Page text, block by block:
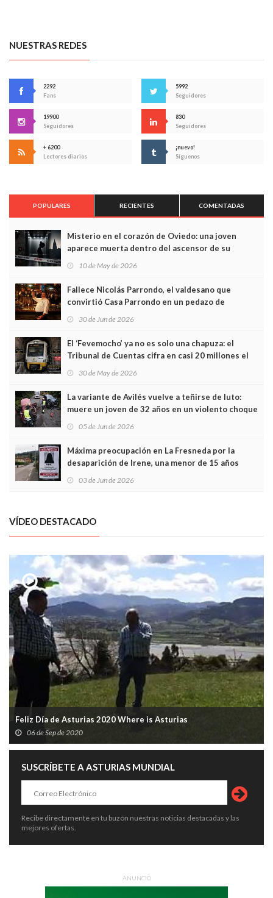
NUESTRAS REDES
2292
Fans
5992
Seguidores
19900
Seguidores
830
Seguidores
+ 6200
Lectores diarios
¡nuevo!
Síguenos
POPULARES RECIENTES COMENTADAS
Misterio en el corazón de Oviedo: una joven
aparece muerta dentro del ascensor de su
edificio y las cámaras captan sus últimos minutos
10 de May de 2026
Fallece Nicolás Parrondo, el valdesano que
convirtió Casa Parrondo en un pedazo de
Asturias en Madrid
30 de Jun de 2026
El ‘Fevemocho’ ya no es solo una chapuza: el
Tribunal de Cuentas cifra en casi 20 millones el
sobrecoste de los trenes que no cabían por los
30 de May de 2026
La variante de Avilés vuelve a teñirse de luto:
muere un joven de 32 años en un violento choque
frontal
05 de Jun de 2026
Máxima preocupación en La Fresneda por la
desaparición de Irene, una menor de 15 años
03 de Jun de 2026
VÍDEO DESTACADO
Feliz Día de Asturias 2020 Where is Asturias
06 de Sep de 2020
SUSCRÍBETE A ASTURIAS MUNDIAL
Recibe directamente en tu buzón nuestras noticias destacadas y las
mejores ofertas.
ANUNCIO